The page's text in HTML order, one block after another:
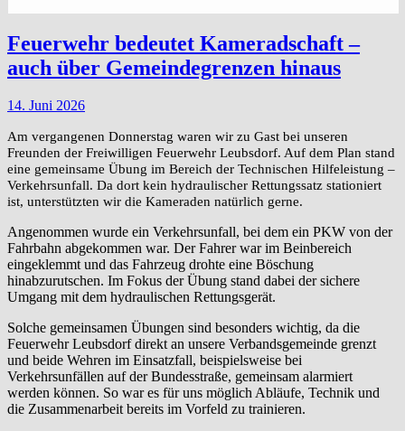
Feuerwehr bedeutet Kameradschaft –
auch über Gemeindegrenzen hinaus
14. Juni 2026
Am vergangenen Donnerstag waren wir zu Gast bei unseren
Freunden der Freiwilligen Feuerwehr Leubsdorf. Auf dem Plan stand
eine gemeinsame Übung im Bereich der Technischen Hilfeleistung –
Verkehrsunfall. Da dort kein hydraulischer Rettungssatz stationiert
ist, unterstützten wir die Kameraden natürlich gerne.
Angenommen wurde ein Verkehrsunfall, bei dem ein PKW von der
Fahrbahn abgekommen war. Der Fahrer war im Beinbereich
eingeklemmt und das Fahrzeug drohte eine Böschung
hinabzurutschen. Im Fokus der Übung stand dabei der sichere
Umgang mit dem hydraulischen Rettungsgerät.
Solche gemeinsamen Übungen sind besonders wichtig, da die
Feuerwehr Leubsdorf direkt an unsere Verbandsgemeinde grenzt
und beide Wehren im Einsatzfall, beispielsweise bei
Verkehrsunfällen auf der Bundesstraße, gemeinsam alarmiert
werden können. So war es für uns möglich Abläufe, Technik und
die Zusammenarbeit bereits im Vorfeld zu trainieren.